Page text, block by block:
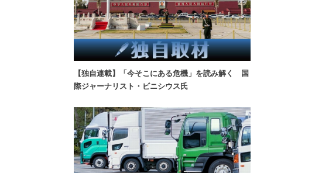
【独自連載】「今そこにある危機」を読み解く 国
際ジャーナリスト・ビニシウス氏